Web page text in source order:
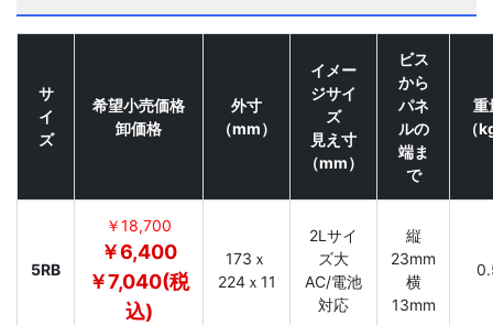
サ
イ
ズ
希望小売価格
卸価格
外寸
（mm）
イメー
ジサイ
ズ
見え寸
（mm）
ビス
から
パネ
ルの
端ま
で
重
（
5RB
￥18,700
￥6,400
￥7,040(税
込)
173ｘ
224ｘ11
2Lサイ
ズ大
AC/電池
対応
縦
23mm
横
13mm